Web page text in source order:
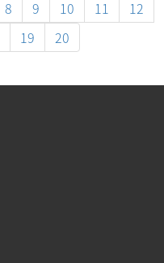
8 9 10 11
12
19 20